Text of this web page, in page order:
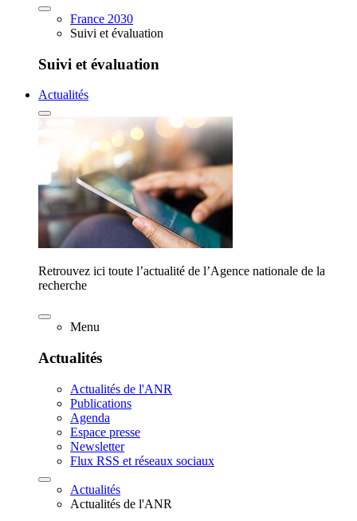
France 2030
Suivi et évaluation
Suivi et évaluation
Actualités
Retrouvez ici toute l’actualité de l’Agence nationale de la
recherche
Menu
Actualités
Actualités de l'ANR
Publications
Agenda
Espace presse
Newsletter
Flux RSS et réseaux sociaux
Actualités
Actualités de l'ANR